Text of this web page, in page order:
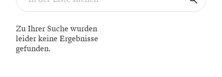
Zu Ihrer Suche wurden
leider keine Ergebnisse
gefunden.